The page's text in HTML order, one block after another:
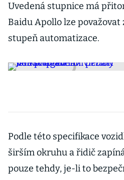
Uvedená stupnice má
Baidu Apollo lze
stupeň automatizace.
Podle této specifikace
širším okruhu a řidič
pouze tehdy, je-li to